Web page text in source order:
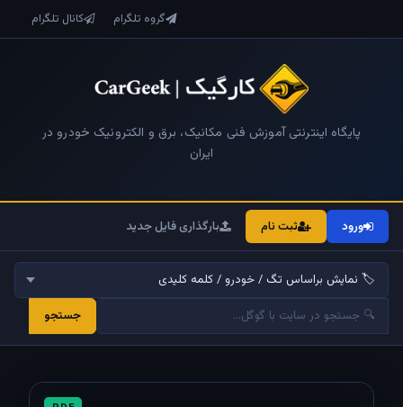
گروه تلگرام کانال تلگرام
پایگاه اینترنتی آموزش فنی مکانیک، برق و الکترونیک خودرو در
ایران
ورود ثبت نام بارگذاری فایل جدید
جستجو